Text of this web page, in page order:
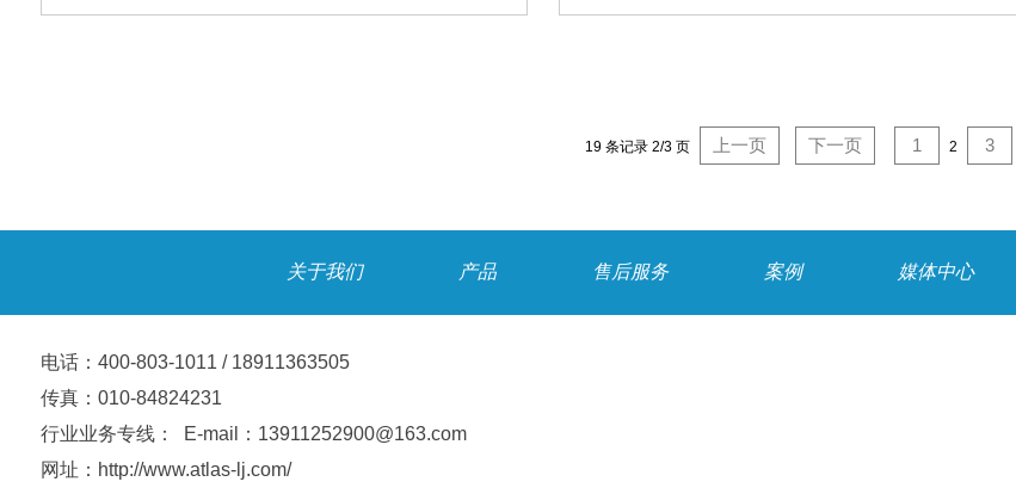
19 条记录 2/3 页 上一页 下一页 1 2 3
关于我们 产品 售后服务 案例 媒体中心
电话：400-803-1011 / 18911363505
传真：010-84824231
行业业务专线： E-mail：13911252900@163.com
网址：http://www.atlas-lj.com/